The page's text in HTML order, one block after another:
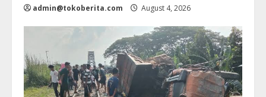
admin@tokoberita.com August 4, 2026